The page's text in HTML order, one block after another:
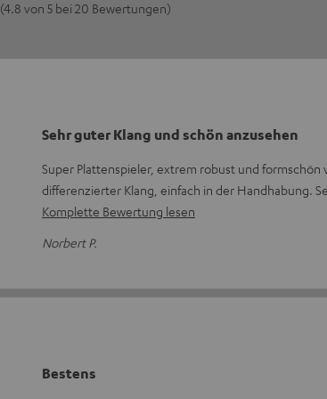
(4.8 von 5 bei 20 Bewertungen)
Sehr guter Klang und schön anzusehen
Super Plattenspieler, extrem robust und
differenzierter Klang, einfach in der Handhabung.
Komplette Bewertung lesen
Norbert P.
Bestens